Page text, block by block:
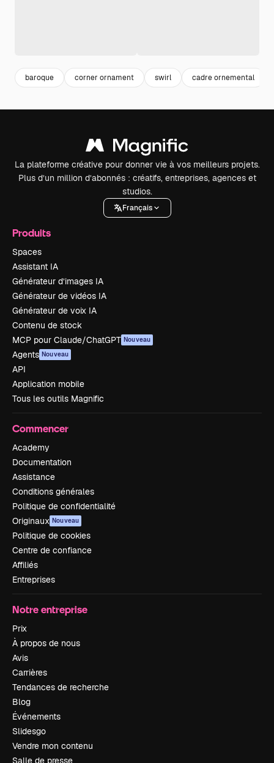
baroque corner ornament swirl cadre ornemental
La plateforme créative pour donner vie à vos meilleurs projets.
Plus d’un million d’abonnés : créatifs, entreprises, agences et
studios.
Français
Produits
Spaces
Assistant IA
Générateur d’images IA
Générateur de vidéos IA
Générateur de voix IA
Contenu de stock
MCP pour Claude/ChatGPT Nouveau
Agents Nouveau
API
Application mobile
Tous les outils Magnific
Commencer
Academy
Documentation
Assistance
Conditions générales
Politique de confidentialité
Originaux Nouveau
Politique de cookies
Centre de confiance
Affiliés
Entreprises
Notre entreprise
Prix
À propos de nous
Avis
Carrières
Tendances de recherche
Blog
Événements
Slidesgo
Vendre mon contenu
Salle de presse